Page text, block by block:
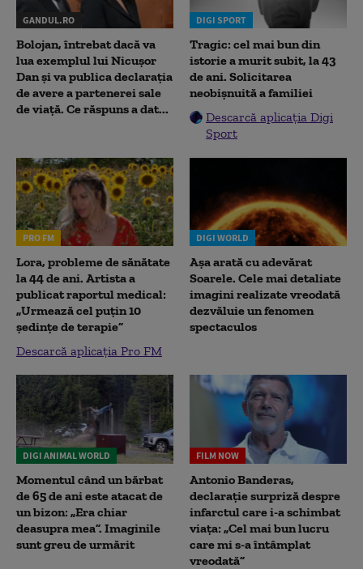
GANDUL.RO
Bolojan, întrebat dacă va
lua exemplul lui Nicușor
Dan și va publica declarația
de avere a partenerei sale
de viață. Ce răspuns a dat...
DIGI SPORT
Tragic: cel mai bun din
istorie a murit subit, la 43
de ani. Solicitarea
neobișnuită a familiei
Descarcă aplicația Digi
Sport
PRO FM
Lora, probleme de sănătate
la 44 de ani. Artista a
publicat raportul medical:
„Urmează cel puțin 10
ședințe de terapie”
Descarcă aplicația Pro FM
DIGI WORLD
Așa arată cu adevărat
Soarele. Cele mai detaliate
imagini realizate vreodată
dezvăluie un fenomen
spectaculos
DIGI ANIMAL WORLD
Momentul când un bărbat
de 65 de ani este atacat de
un bizon: „Era chiar
deasupra mea”. Imaginile
sunt greu de urmărit
FILM NOW
Antonio Banderas,
declarație surpriză despre
infarctul care i-a schimbat
viața: „Cel mai bun lucru
care mi s-a întâmplat
vreodată”